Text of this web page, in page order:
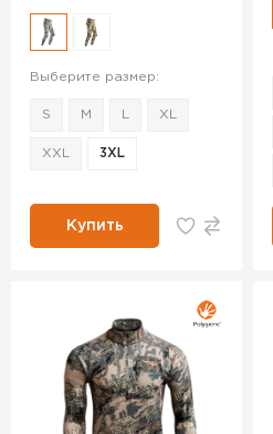
Выберите размер:
S M XL
XXL 3XL
Купить